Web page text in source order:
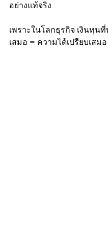
อย่างแท้จริง
เพราะในโลกธุรกิจ เงินทุน
เสมอ = ความได้เปรียบเสมอ